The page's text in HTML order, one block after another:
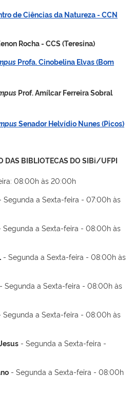
de Ciências da Natureza - CCN
Rocha - CCS (Teresina)
Profa. Cinobelina Elvas (Bom
Prof. Amílcar Ferreira Sobral
Senador Helvídio Nunes (Picos)
DAS BIBLIOTECAS DO SIBi/UFPI
08:00h às 20:00h
Segunda a Sexta-feira - 07:00h às
Segunda a Sexta-feira - 08:00h às
- Segunda a Sexta-feira - 08:00h às
- Segunda a Sexta-feira - 08:00h às
Segunda a Sexta-feira - 08:00h às
- Segunda a Sexta-feira -
- Segunda a Sexta-feira - 08:00h